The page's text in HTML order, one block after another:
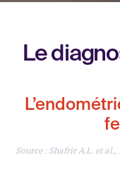
Le
Source : Shafrir A.L. et